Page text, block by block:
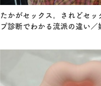
たかがセックス。されどセッ
プ診断でわかる流派の違い／